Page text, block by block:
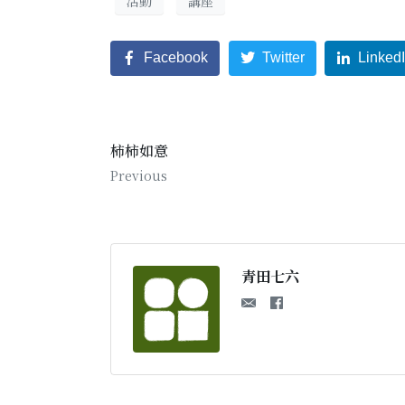
Facebook Twitter
柿柿如意
Previous
青田七六